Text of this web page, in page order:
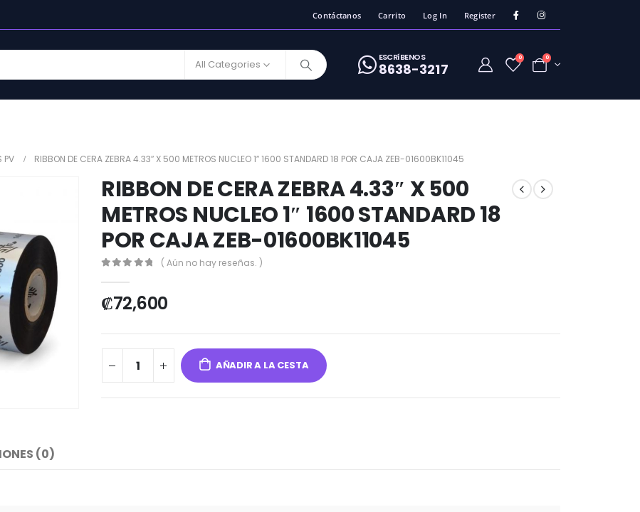
Contáctanos Carrito Log In Register
All Categories
ESCRíBENOS
8638-3217
0 0
PV RIBBON DE CERA ZEBRA 4.33″ X 500 METROS NUCLEO 1″ 1600 STANDARD 18 POR CAJA ZEB-01600BK11045
RIBBON DE CERA ZEBRA 4.33″ X 500
METROS NUCLEO 1″ 1600 STANDARD 18
POR CAJA ZEB-01600BK11045
( Aún no hay reseñas. )
₡72,600
AÑADIR A LA CESTA
(0)